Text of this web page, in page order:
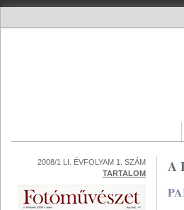
2008/1 LI. ÉVFOLYAM 1. SZÁM
TARTALOM
A